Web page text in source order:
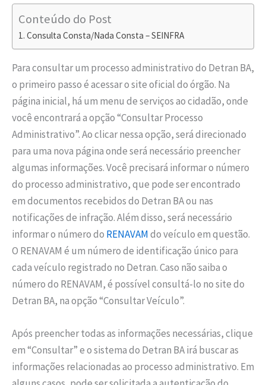
Conteúdo do Post
Consulta Consta/Nada Consta – SEINFRA
Para consultar um processo administrativo do Detran BA,
o primeiro passo é acessar o site oficial do órgão. Na
página inicial, há um menu de serviços ao cidadão, onde
você encontrará a opção “Consultar Processo
Administrativo”. Ao clicar nessa opção, será direcionado
para uma nova página onde será necessário preencher
algumas informações. Você precisará informar o número
do processo administrativo, que pode ser encontrado
em documentos recebidos do Detran BA ou nas
notificações de infração. Além disso, será necessário
informar o número do RENAVAMdo veículo em questão.
O RENAVAM é um número de identificação único para
cada veículo registrado no Detran. Caso não saiba o
número do RENAVAM, é possível consultá-lo no site do
Detran BA, na opção “Consultar Veículo”.
Após preencher todas as informações necessárias, clique
em “Consultar” e o sistema do Detran BA irá buscar as
informações relacionadas ao processo administrativo. Em